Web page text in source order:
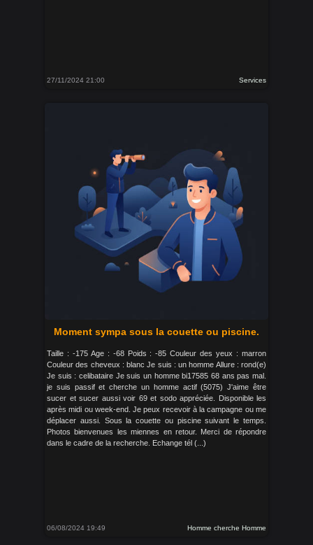
27/11/2024 21:00 Services
Moment sympa sous la couette ou piscine.
Taille : -175 Age : -68 Poids : -85 Couleur des yeux : marron
Couleur des cheveux : blanc Je suis : un homme Allure : rond(e)
Je suis : celibataire Je suis un homme bi17585 68 ans pas mal.
je suis passif et cherche un homme actif (5075) J'aime être
sucer et sucer aussi voir 69 et sodo appréciée. Disponible les
après midi ou week-end. Je peux recevoir à la campagne ou me
déplacer aussi. Sous la couette ou piscine suivant le temps.
Photos bienvenues les miennes en retour. Merci de répondre
dans le cadre de la recherche. Echange tél (...)
06/08/2024 19:49 Homme cherche Homme